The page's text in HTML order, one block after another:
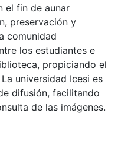
el fin de aunar
preservación y
comunidad
los estudiantes e
propiciando el
universidad Icesi es
difusión, facilitando
de las imágenes.